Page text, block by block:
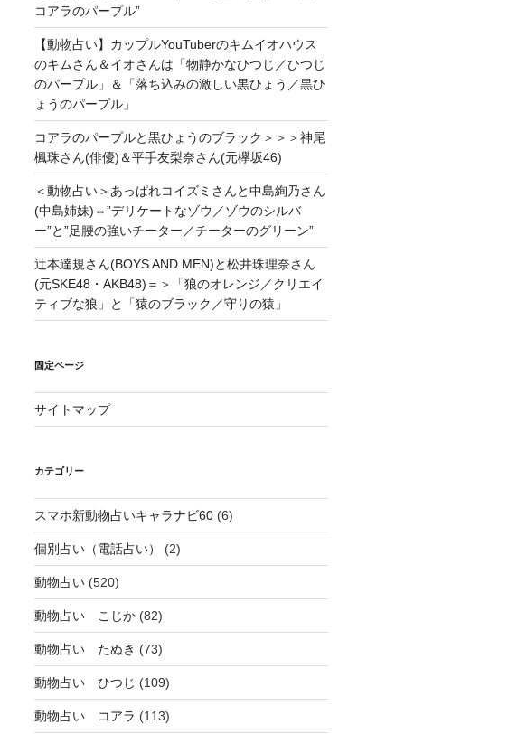
コアラのパープル”
【動物占い】カップルYouTuberのキムイオハウス
のキムさん＆イオさんは「物静かなひつじ／ひつじ
のパープル」＆「落ち込みの激しい黒ひょう／黒ひ
ょうのパープル」
コアラのパープルと黒ひょうのブラック＞＞＞神尾
楓珠さん(俳優)＆平手友梨奈さん(元欅坂46)
＜動物占い＞あっぱれコイズミさんと中島絢乃さん
(中島姉妹)⇔”デリケートなゾウ／ゾウのシルバ
ー”と”足腰の強いチーター／チーターのグリーン”
辻本達規さん(BOYS AND MEN)と松井珠理奈さん
(元SKE48・AKB48)＝＞「狼のオレンジ／クリエイ
ティブな狼」と「猿のブラック／守りの猿」
固定ページ
サイトマップ
カテゴリー
スマホ新動物占いキャラナビ60(6)
個別占い（電話占い） (2)
動物占い(520)
動物占い こじか(82)
動物占い たぬき (73)
動物占い ひつじ (109)
動物占い コアラ (113)